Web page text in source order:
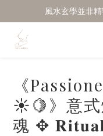
《
☀🍋》意式
魂 ✥
風水玄學並非